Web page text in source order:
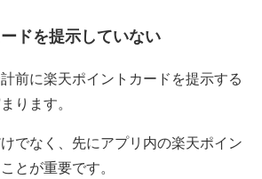
ドを提示していない
前に楽天ポイントカードを提示する
ります。
でなく、先にアプリ内の楽天ポイン
とが重要です。